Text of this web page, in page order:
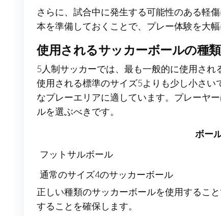
さらに、試合中に発生する可能性のある軽
本を準備しておくことで、プレー体験を大
使用されるサッカーボールの種類
5人制サッカーでは、最も一般的に使用さ
使用される標準のサイズ5よりも少し小さ
なプレーエリアに適しています。プレーヤ
ルを選ぶべきです。
ボー
フットサルボール
通常のサイズ4のサッカーボール
正しい種類のサッカーボールを使用するこ
することを確保します。